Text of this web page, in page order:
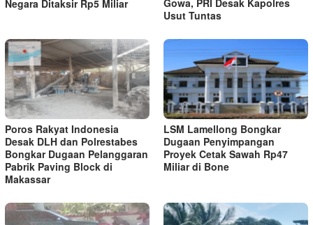
Negara Ditaksir Rp5 Miliar
Usut Tuntas
Poros Rakyat Indonesia
Desak DLH dan Polrestabes
Bongkar Dugaan Pelanggaran
Pabrik Paving Block di
Makassar
LSM Lamellong Bongkar
Dugaan Penyimpangan
Proyek Cetak Sawah Rp47
Miliar di Bone